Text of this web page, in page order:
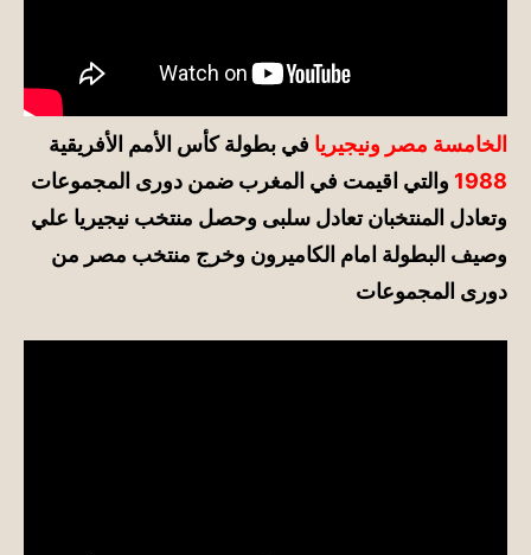
الخامسة مصر ونيجيريا في بطولة كأس الأمم الأفريقية
1988 والتي اقيمت في المغرب ضمن دورى المجموعات
وتعادل المنتخبان تعادل سلبى وحصل منتخب نيجيريا علي
وصيف البطولة امام الكاميرون وخرج منتخب مصر من
دورى المجموعات